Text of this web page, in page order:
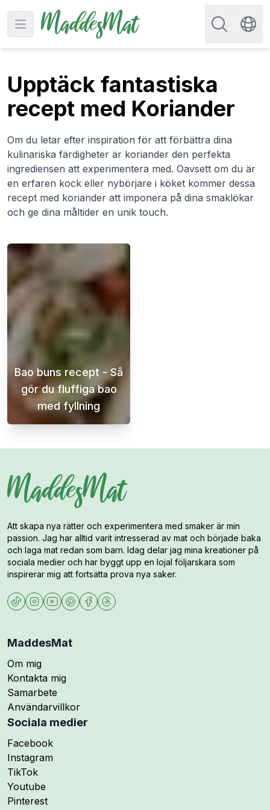
Open main menu
Sök efter
Upptäck fantastiska
recept med Koriander
Om du letar efter inspiration för att förbättra dina
kulinariska färdigheter är koriander den perfekta
ingrediensen att experimentera med. Oavsett om du är
en erfaren kock eller nybörjare i köket kommer dessa
recept med koriander att imponera på dina smaklökar
och ge dina måltider en unik touch.
Bao buns recept - Så
gör du fluffiga bao
med fyllning
Bao buns är en populär kinesisk maträtt
Att skapa nya rätter och experimentera med smaker är min
passion. Jag har alltid varit intresserad av mat och började baka
och laga mat redan som barn. Idag delar jag mina kreationer på
sociala medier och har byggt upp en lojal följarskara som
inspirerar mig att fortsätta prova nya saker.
MaddesMat
Om mig
Kontakta mig
Samarbete
Användarvillkor
Sociala medier
Följ mig på
Facebook
Följ mig på
Instagram
Följ mig på
TikTok
Följ mig på
Youtube
Följ mig på
Pinterest